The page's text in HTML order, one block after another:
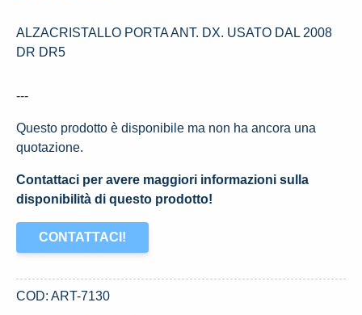
ALZACRISTALLO PORTA ANT. DX. USATO DAL 2008
DR DR5
---
Questo prodotto è disponibile ma non ha ancora una
quotazione.
Contattaci per avere maggiori informazioni sulla
disponibilità di questo prodotto!
CONTATTACI!
COD: ART-7130